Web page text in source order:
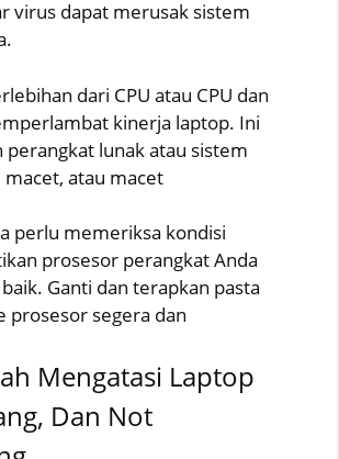
virus dapat merusak sistem
dari CPU atau CPU dan
kinerja laptop. Ini
perangkat lunak atau sistem
atau macet
perlu memeriksa kondisi
prosesor perangkat Anda
Ganti dan terapkan pasta
prosesor segera dan
Mengatasi Laptop
Dan Not